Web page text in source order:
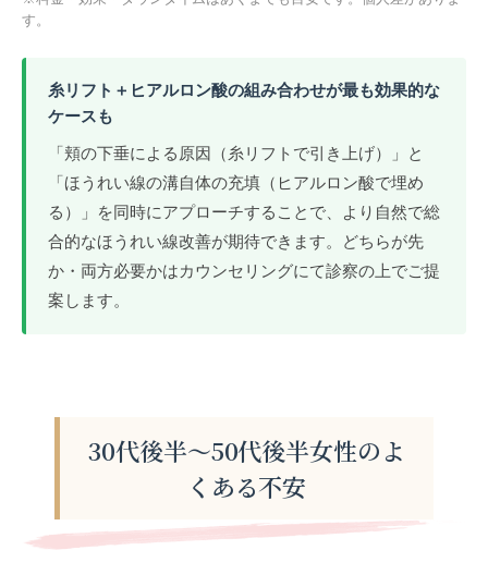
す。
糸リフト＋ヒアルロン酸の組み合わせが最も効果的な
ケースも
「頬の下垂による原因（糸リフトで引き上げ）」と
「ほうれい線の溝自体の充填（ヒアルロン酸で埋め
る）」を同時にアプローチすることで、より自然で総
合的なほうれい線改善が期待できます。どちらが先
か・両方必要かはカウンセリングにて診察の上でご提
案します。
30代後半〜50代後半女性のよ
くある不安